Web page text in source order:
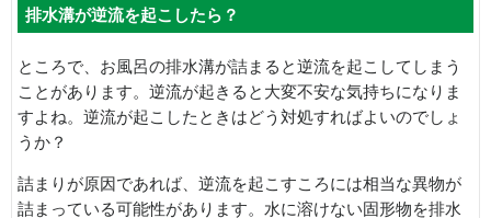
排水溝が逆流を起こしたら？
ところで、お風呂の排水溝が詰まると逆流を起こしてしまう
ことがあります。逆流が起きると大変不安な気持ちになりま
すよね。逆流が起こしたときはどう対処すればよいのでしょ
うか？
詰まりが原因であれば、逆流を起こすころには相当な異物が
詰まっている可能性があります。水に溶けない固形物を排水